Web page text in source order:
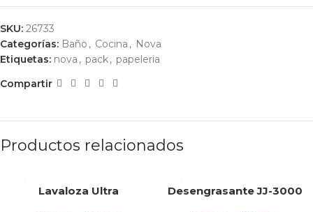
SKU: 26733
Categorías: Baño , Cocina , Nova
Etiquetas: nova , pack, papeleria
Compartir
Productos relacionados
Lavaloza Ultra Desengrasante JJ-3000